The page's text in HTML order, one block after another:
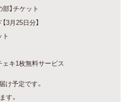
部】チケット
3月25日分】
キ1枚無料サービス
け予定です。
す。